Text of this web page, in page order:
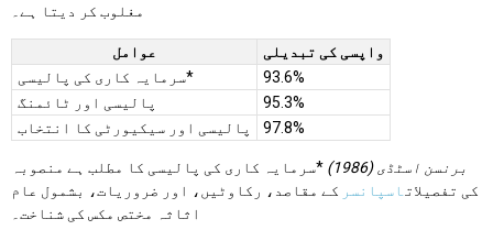
مغلوب کر دیتا ہے۔
عوامل
واپسی کی تبدیلی
سرمایہ کاری کی پالیسی*
93.6%
پالیسی اور ٹائمنگ
95.3%
پالیسی اور سیکیورٹی کا انتخاب
97.8%
برنسن اسٹڈی (1986)
*سرمایہ کاری کی پالیسی کا مطلب ہے منصوبہ
کی تفصیلات اسپانسر کے مقاصد، رکاوٹیں، اور ضروریات، بشمول عام
اثاثہ مختص مکس کی شناخت۔